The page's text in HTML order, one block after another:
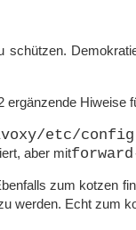
Hiweise
etc/config
aber mit
zum kotzen
werden. Echt zum